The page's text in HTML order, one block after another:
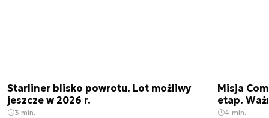
Starliner blisko powrotu. Lot możliwy
jeszcze w 2026 r.
3 min.
Misja
etap.
4 min.